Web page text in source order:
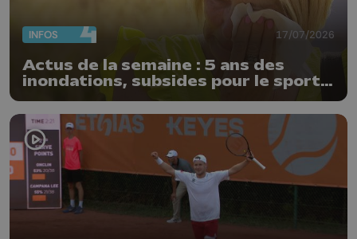
INFOS 17/07/2026
Actus de la semaine : 5 ans des
inondations, subsides pour le sport
et feu d'artifice